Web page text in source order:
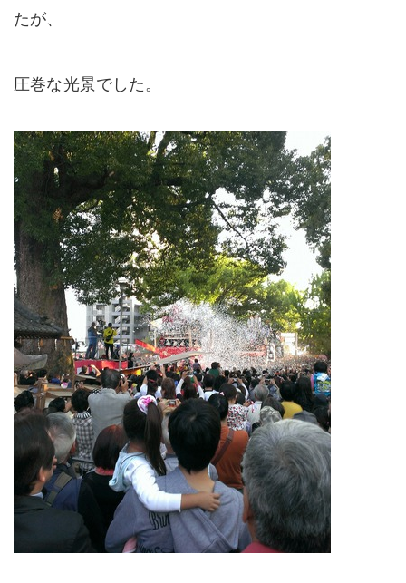
たが、
圧巻な光景でした。